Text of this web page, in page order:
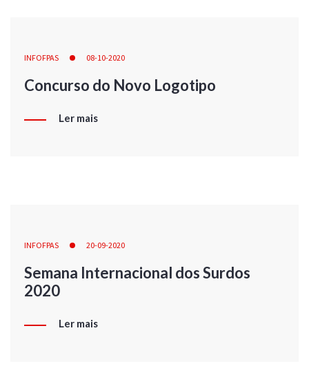
INFOFPAS 08-10-2020
Concurso do Novo Logotipo
Ler mais
INFOFPAS 20-09-2020
Semana Internacional dos Surdos
2020
Ler mais